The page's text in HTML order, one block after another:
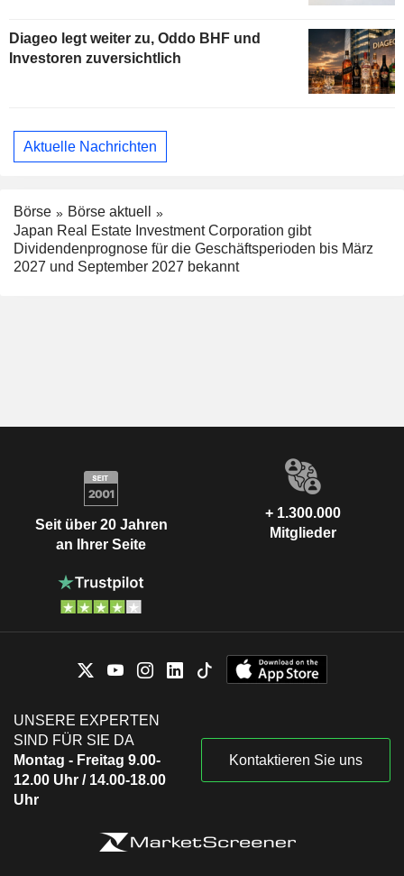
Diageo legt weiter zu, Oddo BHF und
Investoren zuversichtlich
Aktuelle Nachrichten
Börse
Börse aktuell
Japan Real Estate Investment Corporation gibt
Dividendenprognose für die Geschäftsperioden bis März
2027 und September 2027 bekannt
Seit über 20 Jahren
an Ihrer Seite
+ 1.300.000
Mitglieder
UNSERE EXPERTEN
SIND FÜR SIE DA
Montag - Freitag 9.00-
12.00 Uhr / 14.00-18.00
Uhr
Kontaktieren Sie uns